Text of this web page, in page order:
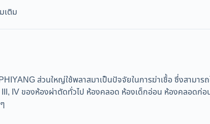
เติม
ส่วนใหญ่ใช้พลาสมาเป็นปัจจัยในการฆ่าเชื้อ ซึ่งสามา
IV ของห้องผ่าตัดทั่วไป ห้องคลอด ห้องเด็กอ่อน ห้องคลอดก่